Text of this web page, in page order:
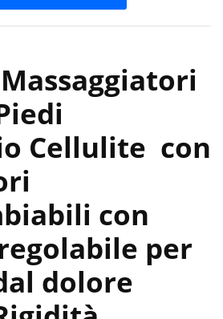
Cellulite con
con
per
dolore